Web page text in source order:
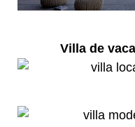
Villa de